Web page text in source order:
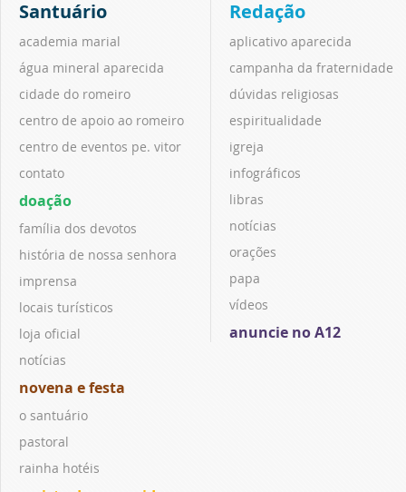
Santuário
academia marial
água mineral aparecida
cidade do romeiro
centro de apoio ao romeiro
centro de eventos pe. vitor
contato
doação
família dos devotos
história de nossa senhora
imprensa
locais turísticos
loja oficial
notícias
novena e festa
o santuário
pastoral
rainha hotéis
Redação
aplicativo aparecida
campanha da fraternidade
dúvidas religiosas
espiritualidade
igreja
infográficos
libras
notícias
orações
papa
vídeos
anuncie no A12